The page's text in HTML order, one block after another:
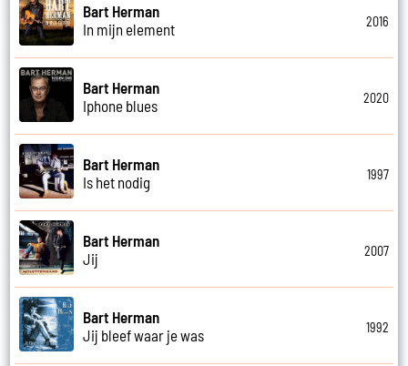
Bart Herman
In mijn element
2016
Bart Herman
Iphone blues
2020
Bart Herman
Is het nodig
1997
Bart Herman
Jij
2007
Bart Herman
Jij bleef waar je was
1992